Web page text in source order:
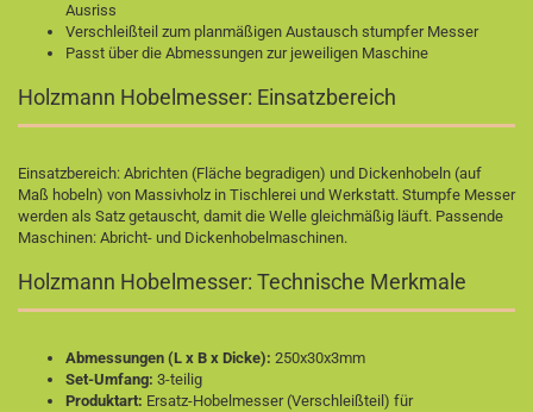
Ausriss
Verschleißteil zum planmäßigen Austausch stumpfer Messer
Passt über die Abmessungen zur jeweiligen Maschine
Holzmann Hobelmesser: Einsatzbereich
Einsatzbereich: Abrichten (Fläche begradigen) und Dickenhobeln (auf
Maß hobeln) von Massivholz in Tischlerei und Werkstatt. Stumpfe Messer
werden als Satz getauscht, damit die Welle gleichmäßig läuft. Passende
Maschinen: Abricht- und Dickenhobelmaschinen.
Holzmann Hobelmesser: Technische Merkmale
Abmessungen (L x B x Dicke): 250x30x3mm
Set-Umfang: 3-teilig
Produktart: Ersatz-Hobelmesser (Verschleißteil) für